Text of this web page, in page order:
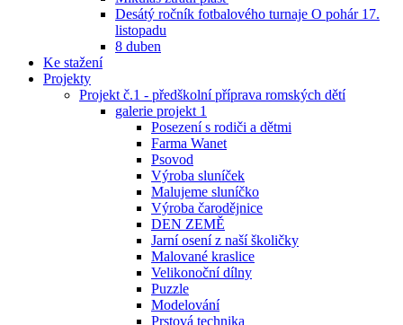
Desátý ročník fotbalového turnaje O pohár 17.
listopadu
8 duben
Ke stažení
Projekty
Projekt č.1 - předškolní příprava romských dětí
galerie projekt 1
Posezení s rodiči a dětmi
Farma Wanet
Psovod
Výroba sluníček
Malujeme sluníčko
Výroba čarodějnice
DEN ZEMĚ
Jarní osení z naší školičky
Malované kraslice
Velikonoční dílny
Puzzle
Modelování
Prstová technika